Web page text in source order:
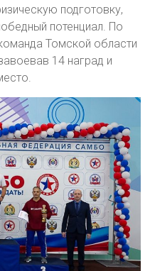
подготовку,
потенциал. По
Томской области
14 наград и